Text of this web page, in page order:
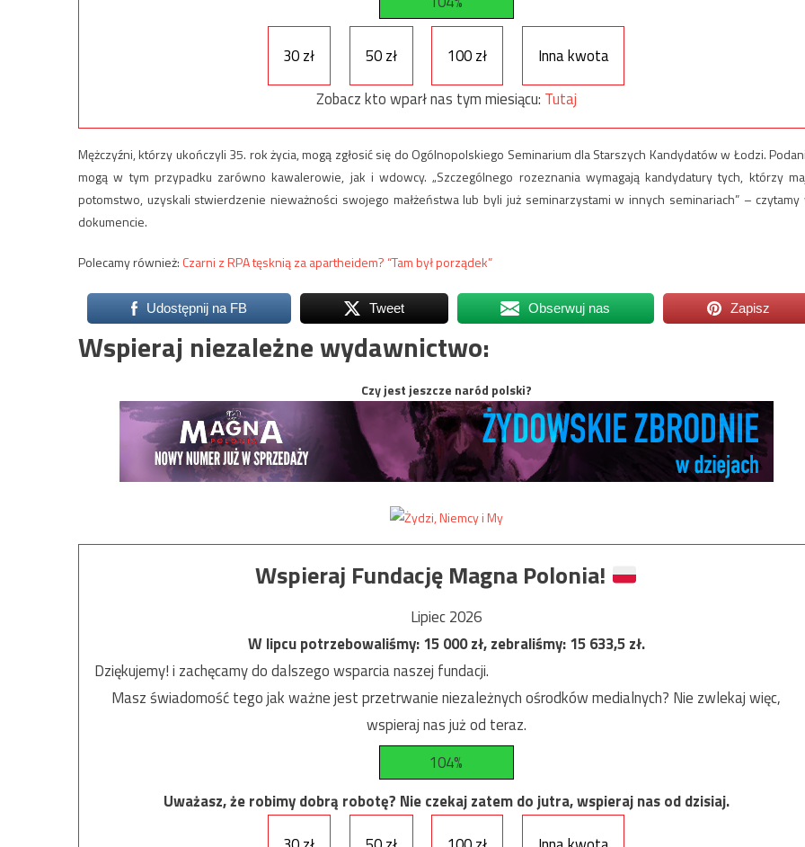
30 zł 50 zł 100 zł
Inna kwota
Zobacz kto wparł nas tym miesiącu: Tutaj
Mężczyźni, którzy ukończyli 35. rok życia, mogą zgłosić się do Ogólnopolskiego Seminarium dla Starszych Kandydatów w Łodzi.
mogą w tym przypadku zarówno kawalerowie, jak i wdowcy. „Szczególnego rozeznania wymagają kandydatury tych, którzy
potomstwo, uzyskali stwierdzenie nieważności swojego małżeństwa lub byli już seminarzystami w innych seminariach” – czytamy
dokumencie.
Polecamy również: Czarni z RPA tęsknią za apartheidem? “Tam był porządek”
Udostępnij na FB Tweet Obserwuj nas Zapisz
Wspieraj niezależne wydawnictwo:
Czy jest jeszcze naród polski?
Wspieraj Fundację Magna Polonia!
Lipiec 2026
W lipcu potrzebowaliśmy:15 000zł, zebraliśmy:15 633,5zł.
Dziękujemy! i zachęcamy do dalszego wsparcia naszej fundacji.
Masz świadomość tego jak ważne jest przetrwanie niezależnych ośrodków medialnych? Nie zwlekaj więc,
wspieraj nas już od teraz.
104%
Uważasz, że robimy dobrą robotę? Nie czekaj zatem do jutra, wspieraj nas od dzisiaj.